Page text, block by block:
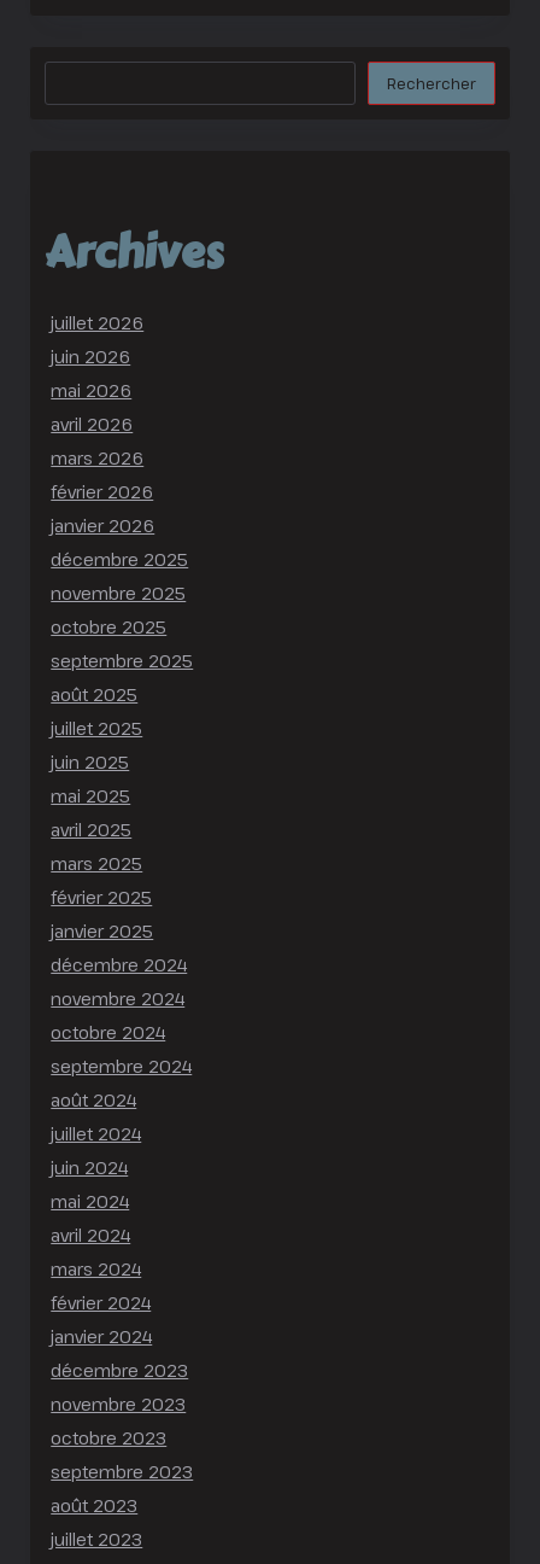
Rechercher
Archives
juillet 2026
juin 2026
mai 2026
avril 2026
mars 2026
février 2026
janvier 2026
décembre 2025
novembre 2025
octobre 2025
septembre 2025
août 2025
juillet 2025
juin 2025
mai 2025
avril 2025
mars 2025
février 2025
janvier 2025
décembre 2024
novembre 2024
octobre 2024
septembre 2024
août 2024
juillet 2024
juin 2024
mai 2024
avril 2024
mars 2024
février 2024
janvier 2024
décembre 2023
novembre 2023
octobre 2023
septembre 2023
août 2023
juillet 2023